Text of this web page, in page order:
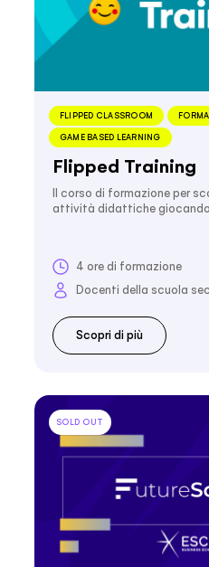
FLIPPED CLASSROOM
GAME BASED LEARNING
Flipped Training
Il corso di formazione per
attività didattiche
4 ore di formazione
Docenti della scuola
Scopri di più
SOLD OUT